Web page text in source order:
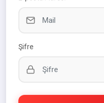
Şifre